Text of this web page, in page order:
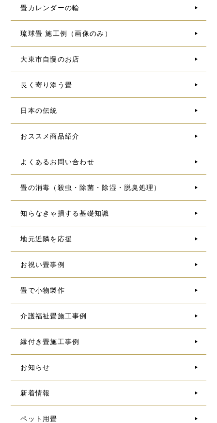
畳カレンダーの輪
琉球畳 施工例（画像のみ）
大東市自慢のお店
長く寄り添う畳
日本の伝統
おススメ商品紹介
よくあるお問い合わせ
畳の消毒（殺虫・除菌・除湿・脱臭処理）
知らなきゃ損する基礎知識
地元近隣を応援
お祝い畳事例
畳で小物製作
介護福祉畳施工事例
縁付き畳施工事例
お知らせ
新着情報
ペット用畳